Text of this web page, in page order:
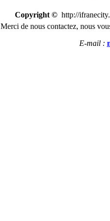
Copyright ©http://
Merci de nous contactez, nous
E-mail :